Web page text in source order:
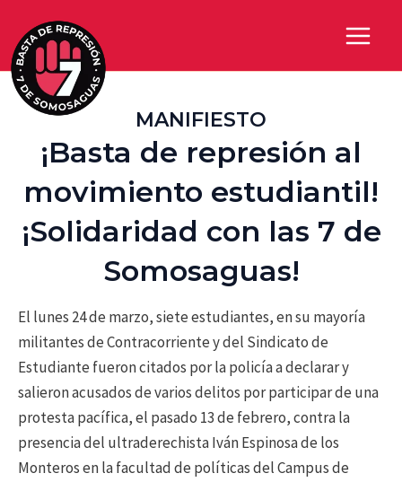
contenido
Main
MANIFIESTO
¡Basta de represión al
movimiento estudiantil!
¡Solidaridad con las 7 de
Somosaguas!
El lunes 24 de marzo, siete estudiantes, en su mayoría
militantes de Contracorriente y del Sindicato de
Estudiante fueron citados por la policía a declarar y
salieron acusados de varios delitos por participar de una
protesta pacífica, el pasado 13 de febrero, contra la
presencia del ultraderechista Iván Espinosa de los
Monteros en la facultad de políticas del Campus de